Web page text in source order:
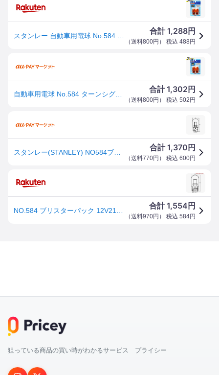
合計1,288円
（送料800円 ） 税込 488 円
合計1,302 円
（送料800円 ） 税込 502 円
合計1,370 円
（送料770円 ） 税込 600円
合計1,554 円
（送料970円 ） 税込 584円
狙っている商品の買い時がわかるサービス プライシー